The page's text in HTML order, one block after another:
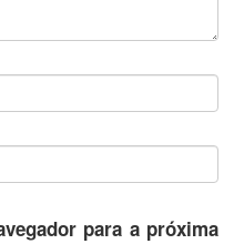
para a próxima